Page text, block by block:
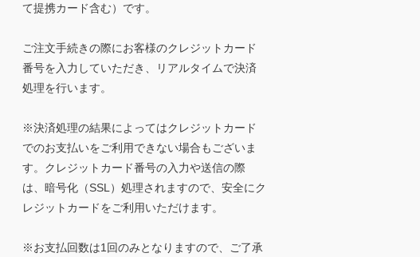
て提携カード含む）です。
ご注文手続きの際にお客様のクレジットカード
番号を入力していただき、リアルタイムで決済
処理を行います。
※決済処理の結果によってはクレジットカード
でのお支払いをご利用できない場合もございま
す。クレジットカード番号の入力や送信の際
は、暗号化（SSL）処理されますので、安全にク
レジットカードをご利用いただけます。
※お支払回数は1回のみとなりますので、ご了承